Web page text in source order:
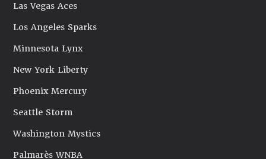
Las Vegas Aces
Los Angeles Sparks
Minnesota Lynx
New York Liberty
Phoenix Mercury
Seattle Storm
Washington Mystics
Palmarès WNBA